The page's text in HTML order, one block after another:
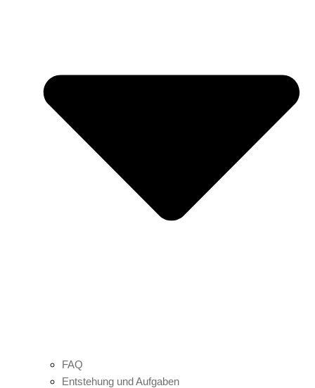
FAQ
Entstehung und Aufgaben